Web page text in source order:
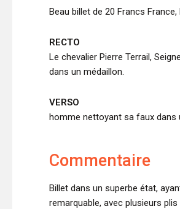
Beau billet de 20 Francs
RECTO
Le chevalier Pierre Terrail,
dans un médaillon.
VERSO
homme nettoyant sa faux dans
Commentaire
Billet dans un superbe état,
remarquable, avec plusieurs